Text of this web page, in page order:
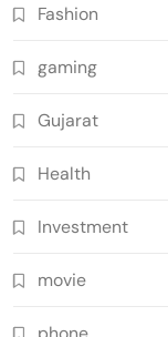
Fashion
gaming
Gujarat
Health
Investment
movie